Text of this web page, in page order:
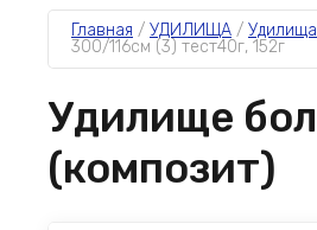
Главная / УДИЛИЩА /
300/116см (3) тест40г, 152г
Удилище
(композит)